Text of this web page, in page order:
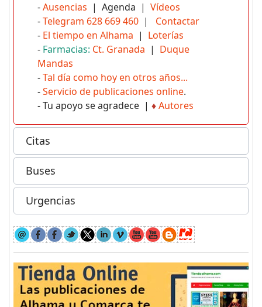
-Ausencias | Agenda | Vídeos
-Telegram 628 669 460 | Contactar
- El tiempo en Alhama | Loterías
- Farmacias: Ct. Granada | Duque
Mandas
-Tal día como hoy en otros años...
-Servicio de publicaciones online.
- Tu apoyo se agradece | ♦Autores
Citas
Buses
Urgencias